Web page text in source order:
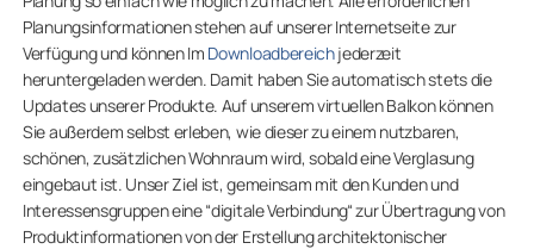
Planungsinformationen stehen auf unserer Internetseite zur
Verfügung und können Im Downloadbereichjederzeit
heruntergeladen werden. Damit haben Sie automatisch stets die
Updates unserer Produkte. Auf unserem virtuellen Balkon können
Sie außerdem selbst erleben, wie dieser zu einem nutzbaren,
schönen, zusätzlichen Wohnraum wird, sobald eine Verglasung
eingebaut ist. Unser Ziel ist, gemeinsam mit den Kunden und
Interessensgruppen eine “digitale Verbindung“ zur Übertragung von
Produktinformationen von der Erstellung architektonischer